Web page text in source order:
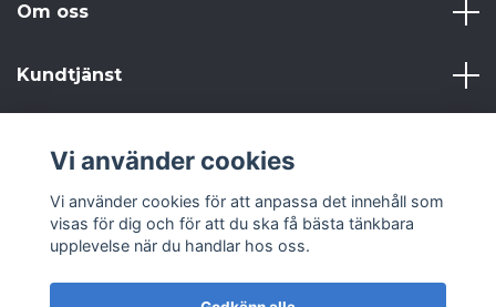
Om oss
Kundtjänst
Sociala medier
Vi använder cookies
Vi använder cookies för att anpassa det innehåll som
visas för dig och för att du ska få bästa tänkbara
upplevelse när du handlar hos oss.